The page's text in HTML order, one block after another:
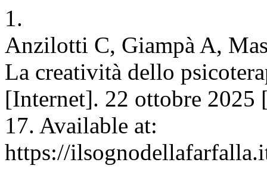
1.
Anzilotti C, Giampà A,
La creatività dello
[Internet]. 22 ottobre 2025
17. Available at:
https://